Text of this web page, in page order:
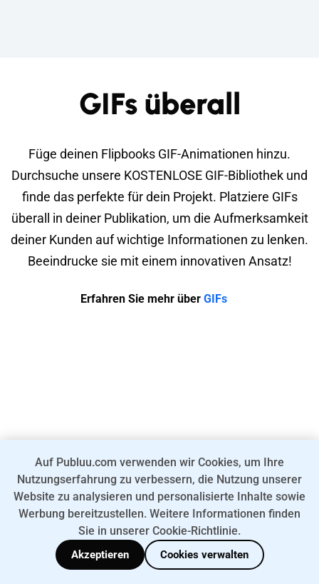
GIFs überall
Füge deinen Flipbooks GIF-Animationen hinzu.
Durchsuche unsere KOSTENLOSE GIF-Bibliothek und
finde das perfekte für dein Projekt. Platziere GIFs
überall in deiner Publikation, um die Aufmerksamkeit
deiner Kunden auf wichtige Informationen zu lenken.
Beeindrucke sie mit einem innovativen Ansatz!
Erfahren Sie mehr über GIFs
Auf Publuu.com verwenden wir Cookies, um Ihre
Nutzungserfahrung zu verbessern, die Nutzung unserer
Website zu analysieren und personalisierte Inhalte sowie
Werbung bereitzustellen. Weitere Informationen finden
Sie in unserer Cookie-Richtlinie.
Akzeptieren Cookies verwalten